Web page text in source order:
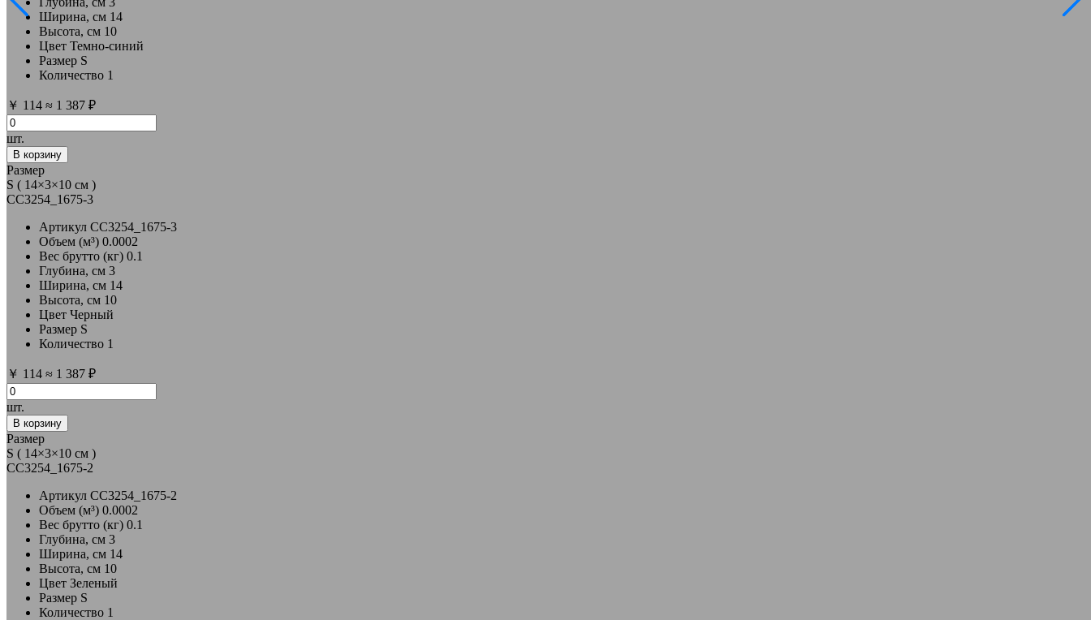
Ширина, см 14
Высота, см 10
Цвет Темно-синий
Размер S
Количество 1
￥ 114 ≈ 1 387 ₽
шт.
В корзину
Размер
S ( 14×3×10 см )
CC3254_1675-3
Артикул CC3254_1675-3
Объем (м³) 0.0002
Вес брутто (кг) 0.1
Глубина, см 3
Ширина, см 14
Высота, см 10
Цвет Черный
Размер S
Количество 1
￥ 114 ≈ 1 387 ₽
шт.
В корзину
Размер
S ( 14×3×10 см )
CC3254_1675-2
Артикул CC3254_1675-2
Объем (м³) 0.0002
Вес брутто (кг) 0.1
Глубина, см 3
Ширина, см 14
Высота, см 10
Цвет Зеленый
Размер S
Количество 1